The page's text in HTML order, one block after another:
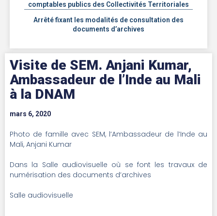
comptables publics des Collectivités Territoriales
Arrêté fixant les modalités de consultation des
documents d’archives
Visite de SEM. Anjani Kumar,
Ambassadeur de l’Inde au Mali
à la DNAM
mars 6, 2020
Photo de famille avec SEM, l’Ambassadeur de l’Inde au
Mali, Anjani Kumar
Dans la Salle audiovisuelle où se font les travaux de
numérisation des documents d’archives
Salle audiovisuelle